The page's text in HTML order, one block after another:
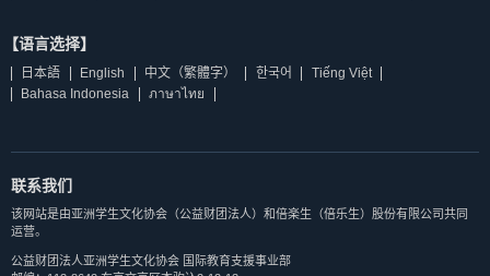
【语言选择】
日本語 English 中文（繁體字） 한국어
Tiếng Việt
Bahasa Indonesia
ภาษาไทย
联系我们
该网站是由亚洲学生文化协会（公益财团法人）和倍楽生（倍乐生）股份有限公司共同
运营。
公益财团法人亚洲学生文化协会 国际教育支援事业部